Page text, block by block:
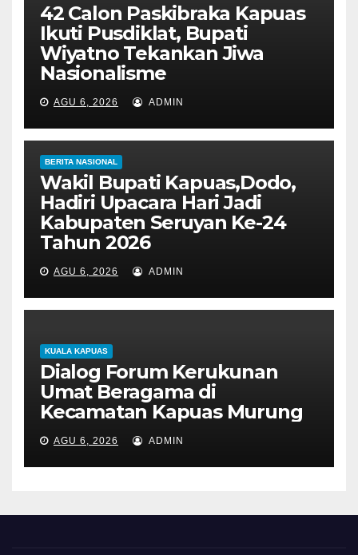
42 Calon Paskibraka Kapuas
Ikuti Pusdiklat, Bupati
Wiyatno Tekankan Jiwa
Nasionalisme
AGU 6, 2026 ADMIN
BERITA NASIONAL
Wakil Bupati Kapuas,Dodo,
Hadiri Upacara Hari Jadi
Kabupaten Seruyan Ke-24
Tahun 2026
AGU 6, 2026 ADMIN
KUALA KAPUAS
Dialog Forum Kerukunan
Umat Beragama di
Kecamatan Kapuas Murung
AGU 6, 2026 ADMIN